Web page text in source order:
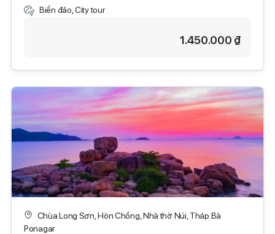
Biển đảo, City tour
1.450.000 ₫
Chùa Long Sơn, Hòn Chồng, Nhà thờ Núi, Tháp Bà
Ponagar